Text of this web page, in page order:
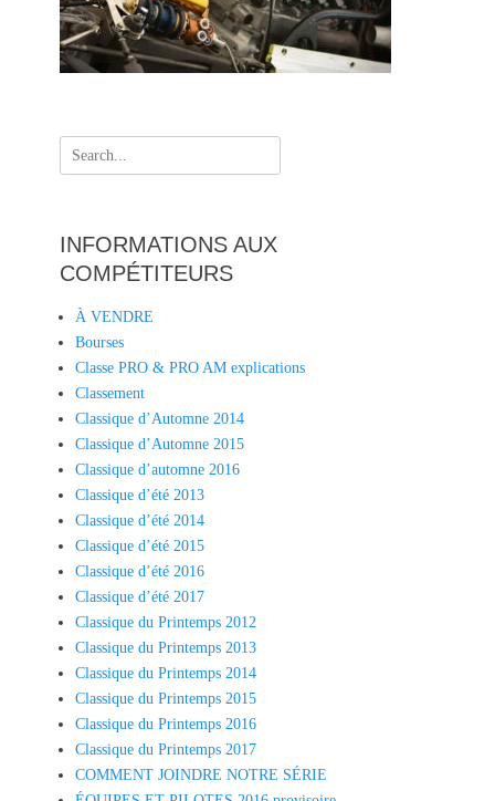
Search
for:
INFORMATIONS AUX
COMPÉTITEURS
À VENDRE
Bourses
Classe PRO & PRO AM explications
Classement
Classique d’Automne 2014
Classique d’Automne 2015
Classique d’automne 2016
Classique d’été 2013
Classique d’été 2014
Classique d’été 2015
Classique d’été 2016
Classique d’été 2017
Classique du Printemps 2012
Classique du Printemps 2013
Classique du Printemps 2014
Classique du Printemps 2015
Classique du Printemps 2016
Classique du Printemps 2017
COMMENT JOINDRE NOTRE SÉRIE